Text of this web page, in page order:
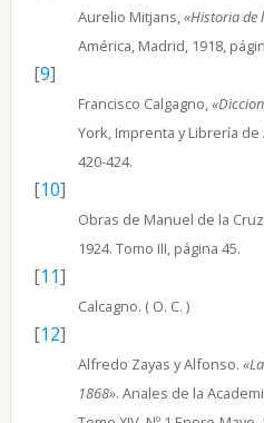
Aurelio Mitjans,«Historia de
América, Madrid, 1918,
[9]
Francisco Calgagno,
York, Imprenta y Librería de
420-424.
[10]
Obras de Manuel de la
1924. Tomo III, página 45.
[11]
Calcagno. ( O. C. )
[12]
Alfredo Zayas y Alfonso.
1868». Anales de la